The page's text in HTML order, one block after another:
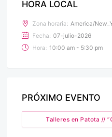
HORA LOCAL
Zona horaria: America/
Fecha: 07-julio-2026
Hora: 10:00 am - 5:30 pm
PRÓXIMO EVENTO
Talleres en Patota //